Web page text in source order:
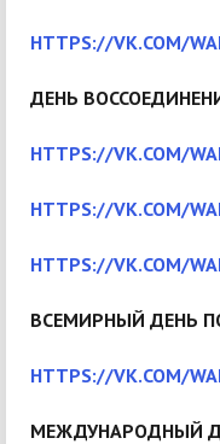
HTTPS://VK.COM/
ДЕНЬ
HTTPS://VK.COM/
HTTPS://VK.COM/
HTTPS://VK.COM/
ВСЕМИРНЫЙ ДЕНЬ
HTTPS://VK.COM/
МЕЖДУНАРОДНЫЙ